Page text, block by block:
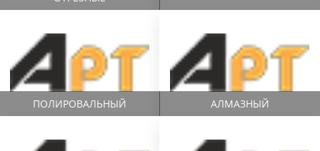
ПОЛИРОВАЛЬНЫЙ АЛМАЗНЫЙ